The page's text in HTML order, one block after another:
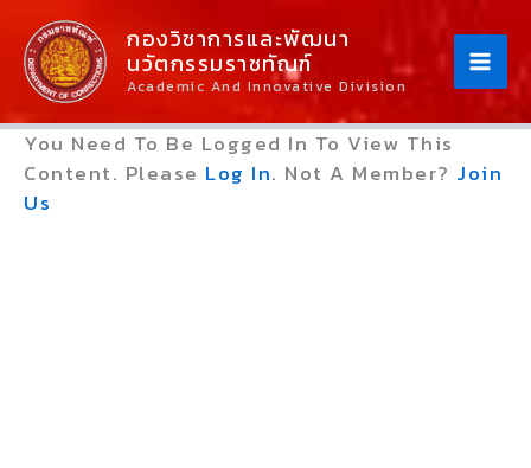
Content
Content
กองวิชาการและพัฒนา
นวัตกรรมราชทัณฑ์
Academic And Innovative Division
You Need To Be Logged In To View This
Content. Please Log In. Not A Member? Join
Us